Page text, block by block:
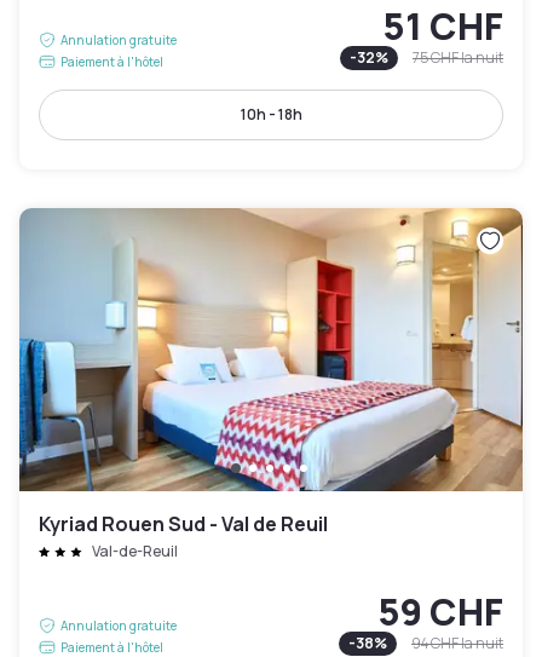
Annulation gratuite
Paiement à l'hôtel
51 CHF
-32% 75 CHFla nuit
10h - 18h
Kyriad Rouen Sud - Val de Reuil
Val-de-Reuil
Annulation gratuite
Paiement à l'hôtel
59 CHF
-38% 94 CHFla nuit